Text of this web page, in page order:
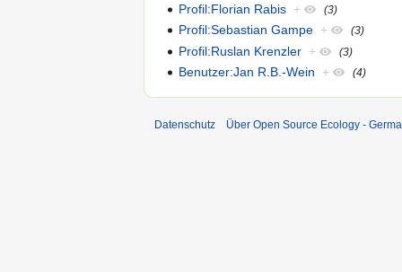
Profil:Florian Rabis + (3)
Profil:Sebastian Gampe + (3)
Profil:Ruslan Krenzler + (3)
Benutzer:Jan R.B.-Wein + (4)
Datenschutz Über Open Source Ecology -